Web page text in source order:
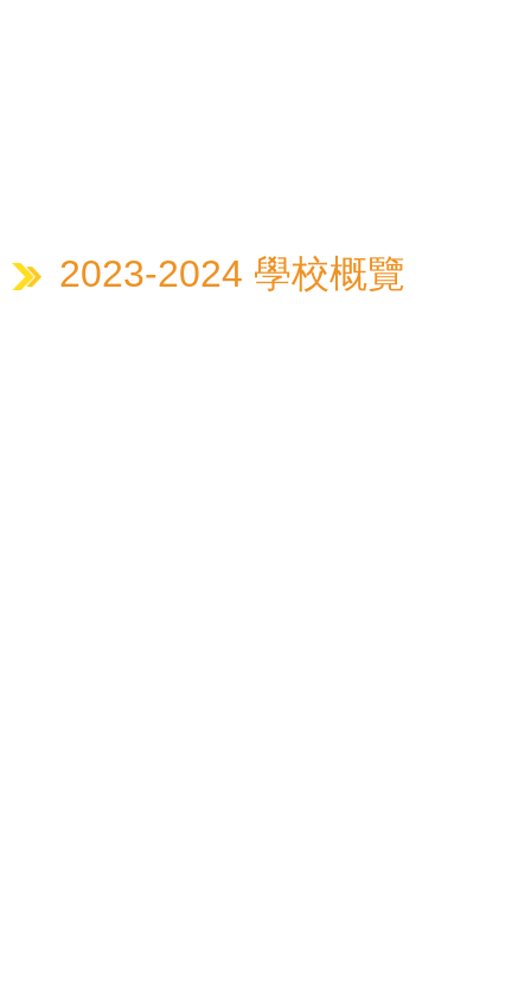
2023-2024 學校概覽